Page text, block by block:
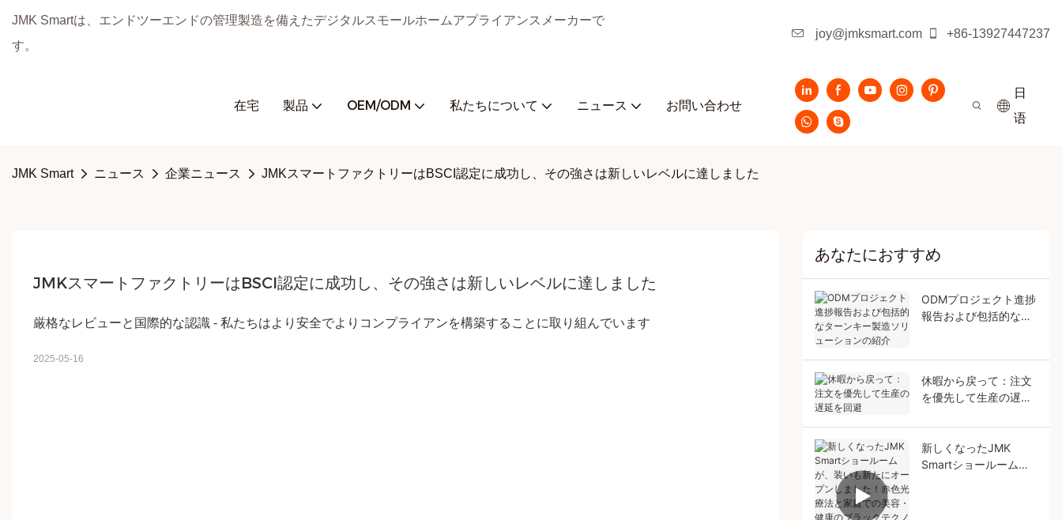
JMK Smartは、エンドツーエンドの管理製造を備えたデジタルスモールホームアプライアンスメーカーで
す。
joy@jmksmart.com +86-13927447237
在宅 製品 OEM/ODM 私たちについて ニュース お問い合わせ
日
语
JMK Smart ニュース 企業ニュース JMKスマートファクトリーはBSCI認定に成功し、その強さは新しいレベルに達しました
JMKスマートファクトリーはBSCI認定に成功し、その強さは新しいレベルに達しました
厳格なレビューと国際的な認識 - 私たちはより安全でよりコンプライアンを構築することに取り組んでいます
2025-05-16
あなたにおすすめ
ODMプロジェクト進捗
報告および包括的なタ
休暇から戻って：注文
を優先して生産の遅延
新しくなったJMK
Smartショールーム